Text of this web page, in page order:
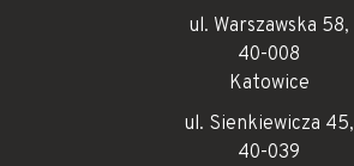
ul. Warszawska 58,
40-008
Katowice
ul. Sienkiewicza 45,
40-039